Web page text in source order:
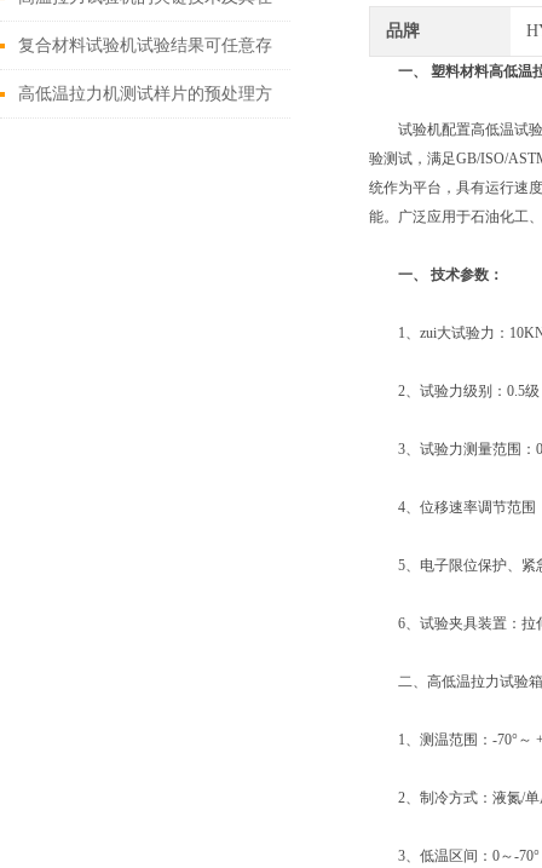
工程领域的应用
复合材料试验机试验结果可任意存
取，随时模拟再现
高低温拉力机测试样片的预处理方
品牌
一、 塑料材料高低温
试验机配置高低温试验
验测试，满足GB/ISO/
统作为平台，具有运行速
能。广泛应用于石油化工
一、 技术参数：
1、zui大试验力：10KN
2、试验力级别：0.5级
3、试验力测量范围：
4、位移速率调节范围：
5、电子限位保护、紧
6、试验夹具装置：拉
二、高低温拉力试验箱
1、测温范围：-70°～
2、制冷方式：液氮/单
3、低温区间：0～-70°